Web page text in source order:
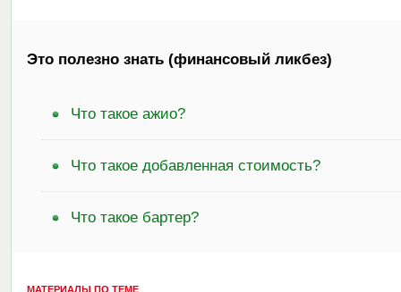
Это полезно знать (финансовый ликбез)
Что такое ажио?
Что такое добавленная стоимость?
Что такое бартер?
МАТЕРИАЛЫ ПО ТЕМЕ